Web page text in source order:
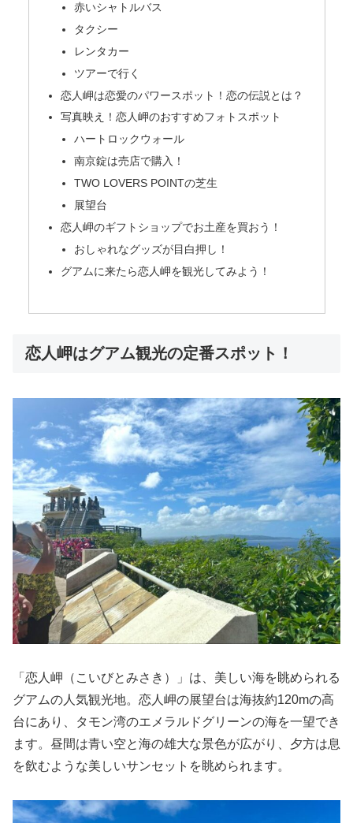
赤いシャトルバス
タクシー
レンタカー
ツアーで行く
恋人岬は恋愛のパワースポット！恋の伝説とは？
写真映え！恋人岬のおすすめフォトスポット
ハートロックウォール
南京錠は売店で購入！
TWO LOVERS POINTの芝生
展望台
恋人岬のギフトショップでお土産を買おう！
おしゃれなグッズが目白押し！
グアムに来たら恋人岬を観光してみよう！
恋人岬はグアム観光の定番スポット！
「恋人岬（こいびとみさき）」は、美しい海を眺められる
グアムの人気観光地。恋人岬の展望台は海抜約120mの高
台にあり、タモン湾のエメラルドグリーンの海を一望でき
ます。昼間は青い空と海の雄大な景色が広がり、夕方は息
を飲むような美しいサンセットを眺められます。